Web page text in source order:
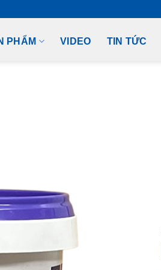
PHẨM VIDEO TIN TỨC